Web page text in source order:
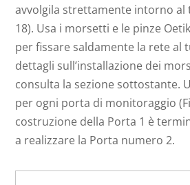
avvolgila strettamente intorno al
18). Usa i morsetti e le pinze
per fissare saldamente la rete al
dettagli sull’installazione dei
consulta la sezione sottostante.
per ogni porta di monitoraggio
costruzione della Porta 1 è
a realizzare la Porta numero 2.